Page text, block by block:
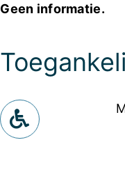
Geen informatie.